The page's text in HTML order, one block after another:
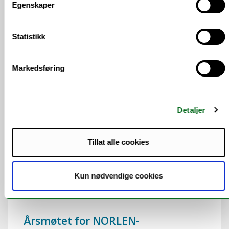
Egenskaper
Statistikk
Markedsføring
Detaljer
Tillat alle cookies
Kun nødvendige cookies
HK-dir har publisert ny utlysning i Program for
Årsmøtet for NORLEN-